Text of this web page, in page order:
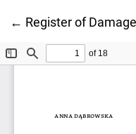
← Wróć do
Register of